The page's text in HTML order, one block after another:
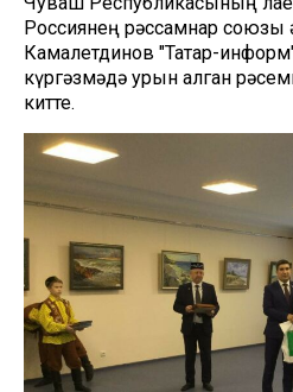
Россиянең рәссамнар союзы
Камалетдинов "Татар-
күргәзмәдә урын алган
китте.